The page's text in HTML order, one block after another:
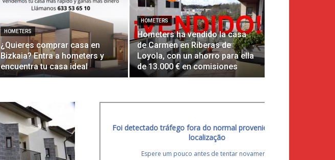
HOMETERS
¿Quieres comprar casa en
Bizkaia? Entra a hometers y
encuentra tu casa ideal
HOMETERS
Hometers ha vendido la casa
de Carmen en Riberas de
Loyola, con un ahorro para ella
de 13.000 € en comisiones